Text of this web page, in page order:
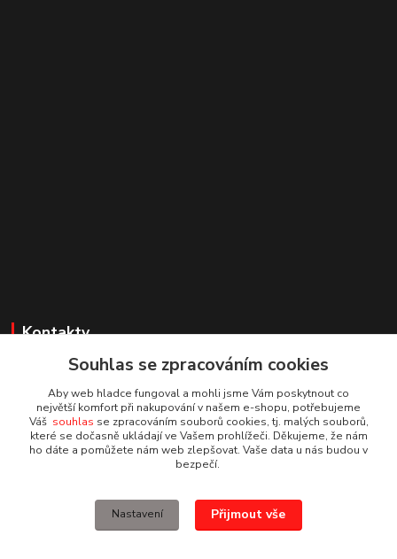
Kontakty
Irena Dvořáková
+420 732 595 975
(PO - PÁ, 7 - 15 hod.)
obchod@vruty-roman-stary.cz
Souhlas se zpracováním cookies
Aby web hladce fungoval a mohli jsme Vám poskytnout co
největší komfort při nakupování v našem e-shopu, potřebujeme
Váš souhlas se zpracováním souborů cookies, tj. malých souborů,
které se dočasně ukládají ve Vašem prohlížeči. Děkujeme, že nám
ho dáte a pomůžete nám web zlepšovat. Vaše data u nás budou v
bezpečí.
Nastavení Přijmout vše